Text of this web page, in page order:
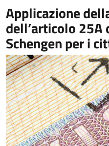
Applicazione
dell’articolo 25A
Schengen per i